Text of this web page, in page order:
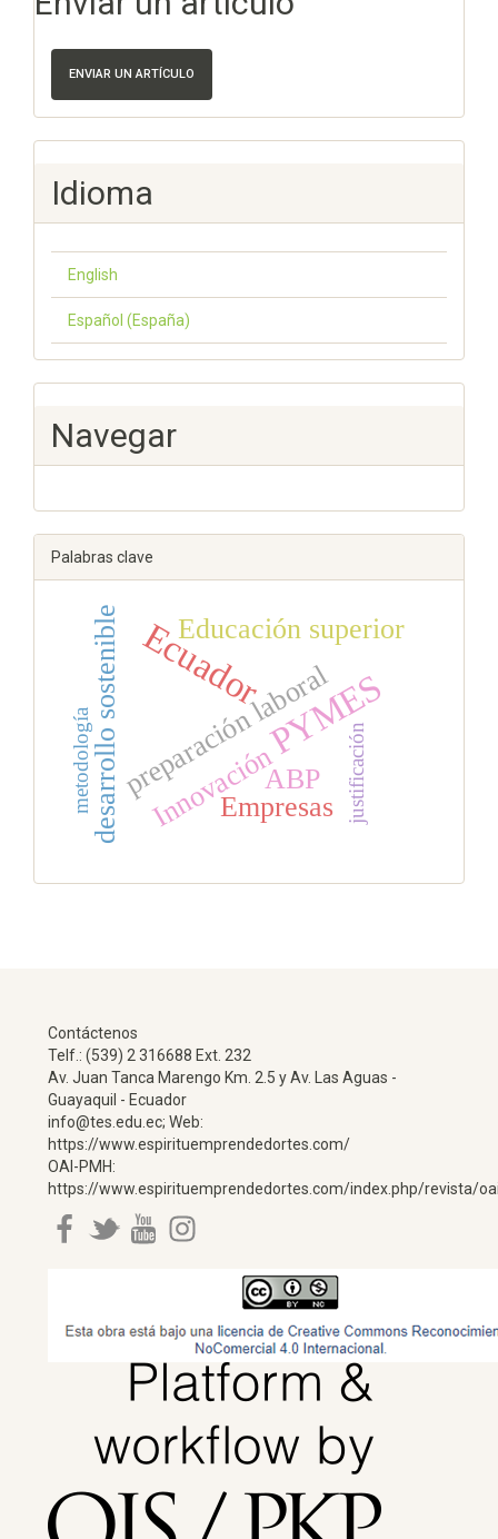
ENVIAR UN ARTÍCULO
Idioma
English
Español (España)
Navegar
Palabras clave
PYMES
Ecuador
preparación laboral
InnovaciónABP
desarrollo sostenible Educación superior
Empresas
metodología justificación
Contáctenos
Telf.: (539) 2 316688 Ext. 232
Av. Juan Tanca Marengo Km. 2.5 y Av. Las Aguas -
Guayaquil - Ecuador
info@tes.edu.ec; Web:
https://www.espirituemprendedortes.com/
OAI-PMH:
https://www.espirituemprendedortes.com/index.php/revista/